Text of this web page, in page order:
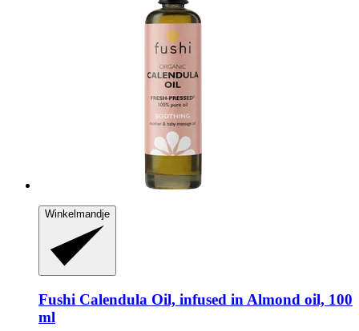
Winkelmandje
Fushi Calendula Oil, infused in Almond oil, 100
ml